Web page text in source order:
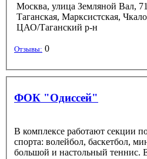
Москва, улица Земляной Вал,
Таганская, Марксистская,
ЦАО/Таганский р-н
Отзывы: 0
ФОК "Одиссей"
В комплексе работают секции
спорта: волейбол, баскетбол,
большой и настольный теннис.